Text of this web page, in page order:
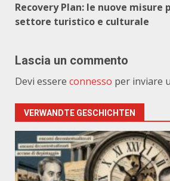
Recovery Plan: le nuove misure
settore turistico e culturale
Lascia un commento
Devi essere connesso per inviare
VERWANDTE GESCHICHTEN